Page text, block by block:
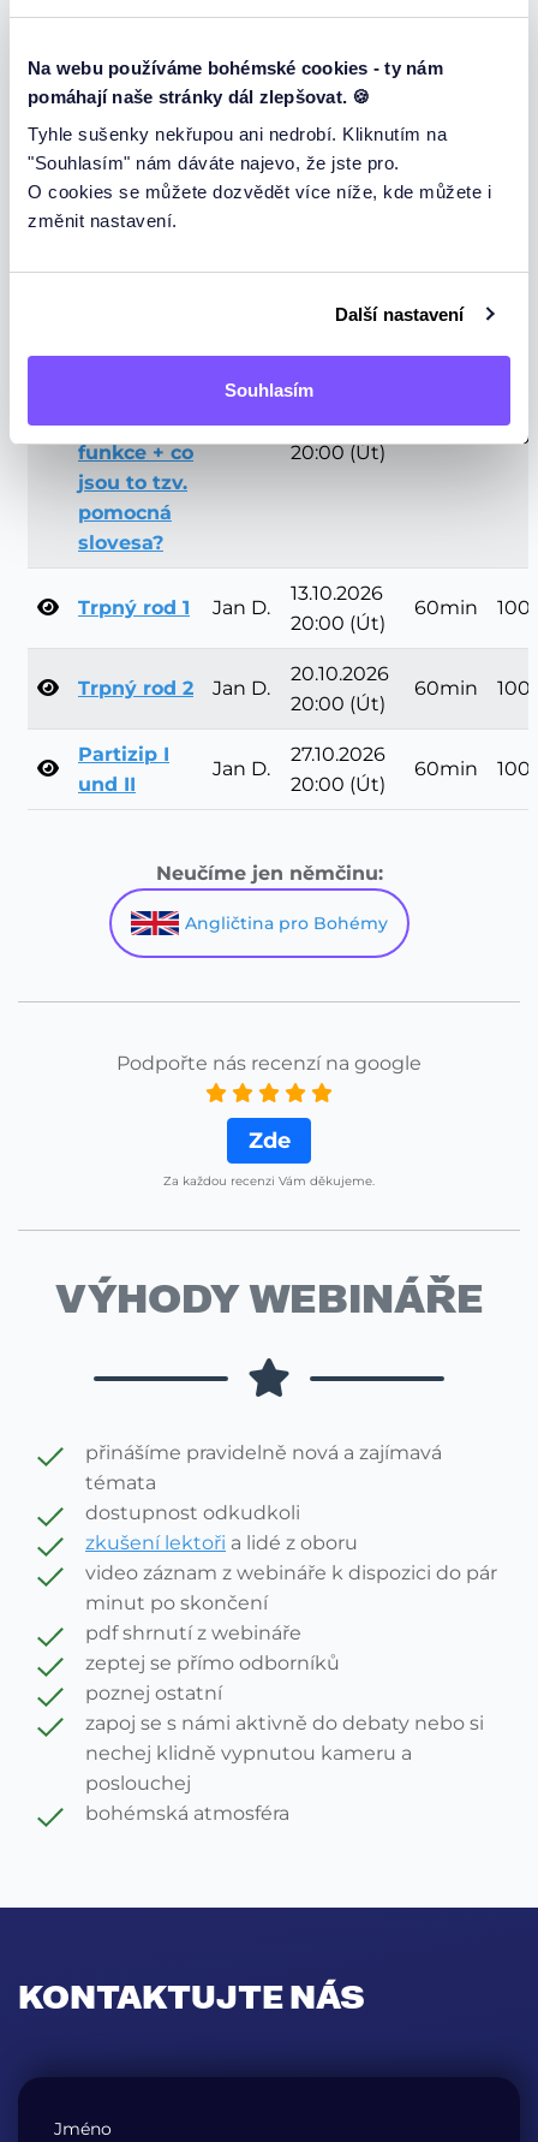
Na webu používáme bohémské cookies - ty nám
pomáhají naše stránky dál zlepšovat. 🍪
Tyhle sušenky nekřupou ani nedrobí. Kliknutím na
"Souhlasím" nám dáváte najevo, že jste pro.
O cookies se můžete dozvědět více níže, kde můžete i
změnit nastavení.
Další nastavení
Souhlasím
antonyma
Jan D. 60min 100
Číslovky,
čas a
časové
údaje
Jan D.
22.09.2026
20:00 (Út)
Jan D. 60min 100
werden a
jeho
funkce + co
jsou to tzv.
pomocná
slovesa?
06.10.2026
20:00 (Út)
100
Trpný rod 1 Jan D.
13.10.2026
20:00 (Út)
60min 100
Trpný rod 2 Jan D.
20.10.2026
20:00 (Út)
60min 100
Partizip I
und II
Jan D.
27.10.2026
20:00 (Út)
60min 100
Neučíme jen němčinu:
Angličtina pro Bohémy
Podpořte nás recenzí na google
Zde
Za každou recenzi Vám děkujeme.
VÝHODY WEBINÁŘE
přinášíme pravidelně nová a zajímavá
témata
dostupnost odkudkoli
zkušení lektoři a lidé z oboru
video záznam z webináře k dispozici do pár
minut po skončení
pdf shrnutí z webináře
zeptej se přímo odborníků
poznej ostatní
zapoj se s námi aktivně do debaty nebo si
nechej klidně vypnutou kameru a
poslouchej
bohémská atmosféra
KONTAKTUJTE NÁS
Jméno